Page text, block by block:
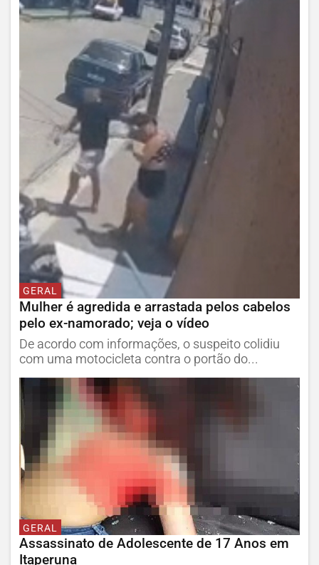
GERAL
Mulher é agredida e arrastada pelos cabelos
pelo ex-namorado; veja o vídeo
De acordo com informações, o suspeito colidiu
com uma motocicleta contra o portão do...
GERAL
Assassinato de Adolescente de 17 Anos em
Itaperuna